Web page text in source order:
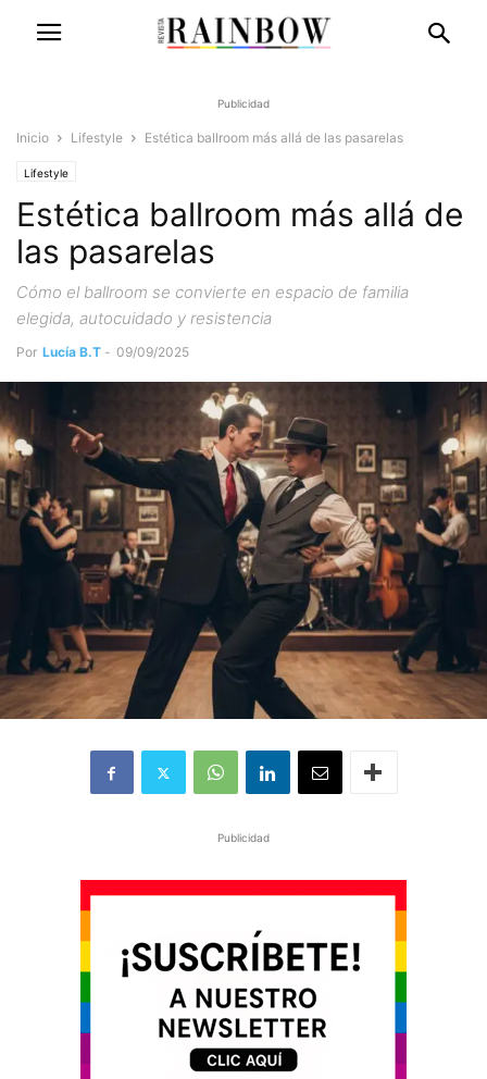
Publicidad
Inicio Lifestyle Estética ballroom más allá de las pasarelas
Lifestyle
Estética ballroom más allá de
las pasarelas
Cómo el ballroom se convierte en espacio de familia
elegida, autocuidado y resistencia
Por Lucía B.T - 09/09/2025
Publicidad